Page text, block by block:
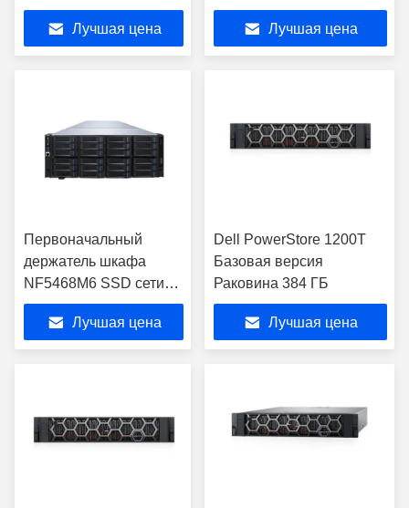
Хранение 384 ГБ 15.36
ТБ NVMeЛучшая цена Лучшая цена
Первоначальный
держатель шкафа
NF5468M6 SSD сети
сервера шкафа Inspur
Лучшая цена
Dell PowerStore 1200T
Базовая версия
Раковина 384 ГБ
Лучшая цена